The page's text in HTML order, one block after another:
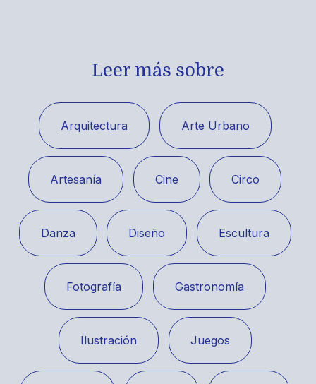
Leer más sobre
Arquitectura Arte Urbano
Artesanía Cine Circo
Danza Diseño Escultura
Fotografía Gastronomía
Ilustración Juegos